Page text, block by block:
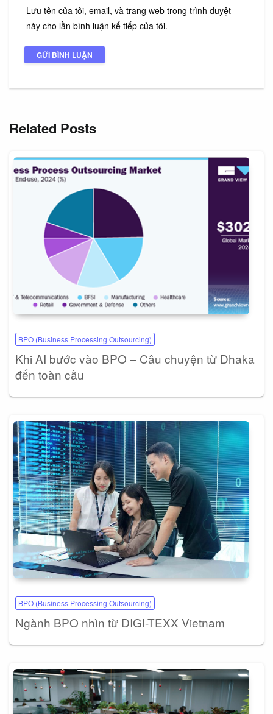
Lưu tên của tôi, email, và trang web trong trình duyệt
này cho lần bình luận kế tiếp của tôi.
Related Posts
BPO (Business Processing Outsourcing)
Khi AI bước vào BPO – Câu chuyện từ Dhaka
đến toàn cầu
BPO (Business Processing Outsourcing)
Ngành BPO nhìn từ DIGI-TEXX Vietnam